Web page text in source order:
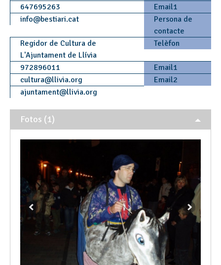
647695263
Email1
info@bestiari.cat
Persona de
contacte
Regidor de Cultura de
L'Ajuntament de Llívia
Telèfon
972896011
Email1
cultura@llivia.org
Email2
ajuntament@llivia.org
Fotos (1)